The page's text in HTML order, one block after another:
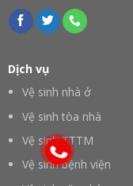
Dịch vụ
Vệ sinh nhà ở
Vệ sinh tòa nhà
Vệ sinh TTTM
Vệ sinh bệnh viện